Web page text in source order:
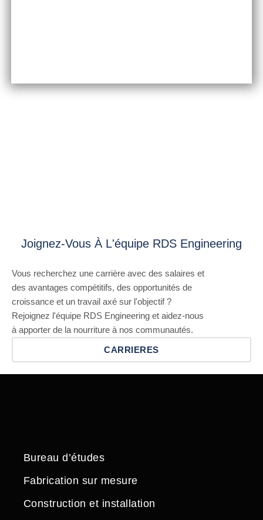
Joignez-Vous À L'équipe RDS Engineering
Vous recherchez une carrière avec des salaires et
des avantages compétitifs, des opportunités de
croissance et un travail axé sur l'objectif ?
Rejoignez l'équipe RDS Engineering et aidez-nous
à apporter de la nourriture à nos communautés.
CARRIERES
Bureau d’études
Fabrication sur mesure
Construction et installation